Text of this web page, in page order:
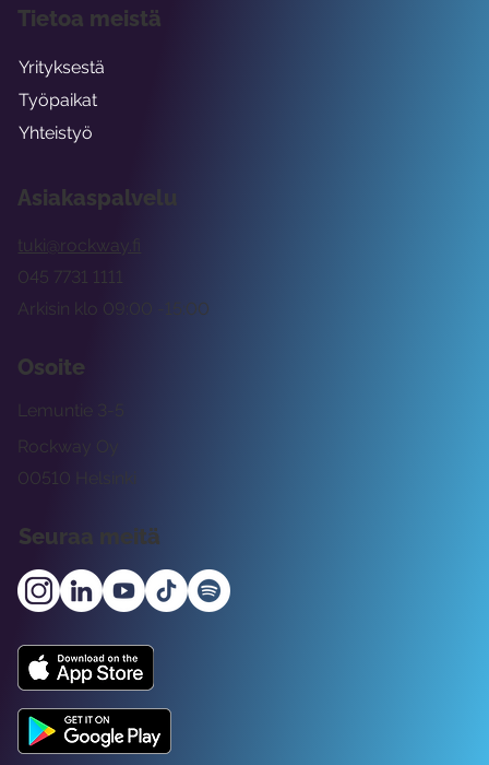
Asiakaspalvelu
tuki@rockway.fi
Arkisin klo 09:00 -15:00
045 7731 1111
Osoite
Rockway Oy
Lemuntie 3-5
00510 Helsinki
Seuraa meitä
Tietoa meistä
Yrityksestä
Työpaikat
Yhteistyö